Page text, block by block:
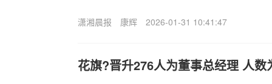
潇湘晨报 康辉 2026-01-31 10:41:47
花旗?晋升276人为董事总经理 人数